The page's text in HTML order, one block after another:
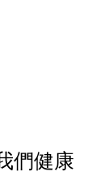
們健康